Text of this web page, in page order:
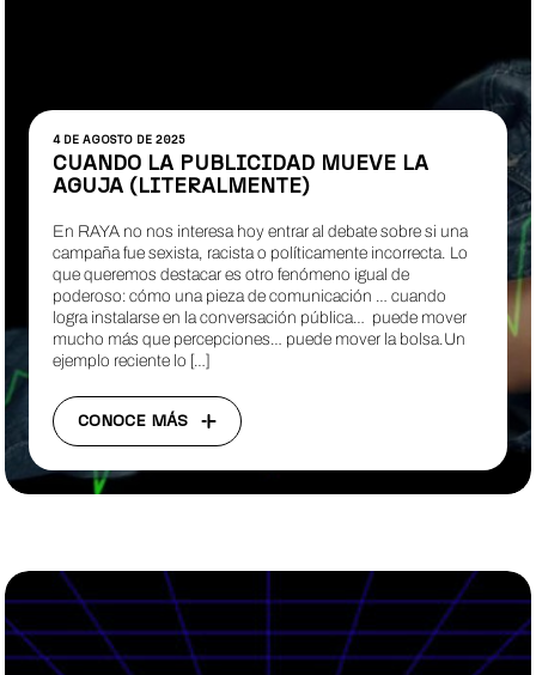
4 DE AGOSTO DE 2025
CUANDO LA PUBLICIDAD MUEVE LA
AGUJA (LITERALMENTE)
En RAYA no nos interesa hoy entrar al debate sobre si una
campaña fue sexista, racista o políticamente incorrecta. Lo
que queremos destacar es otro fenómeno igual de
poderoso: cómo una pieza de comunicación … cuando
logra instalarse en la conversación pública… puede mover
mucho más que percepciones… puede mover la bolsa.Un
ejemplo reciente lo […]
CONOCE MÁS